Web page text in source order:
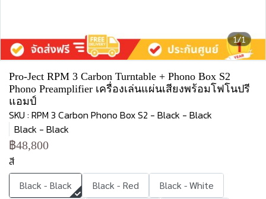
1/1
Pro-Ject RPM 3 Carbon Turntable + Phono Box S2
Phono Preamplifier เครื่องเล่นแผ่นเสียงพร้อมโฟโนปรี
แอมป์
SKU : RPM 3 Carbon Phono Box S2 - Black - Black
Black - Black
฿48,800
สี
Black - Black Black - Red
Black - White